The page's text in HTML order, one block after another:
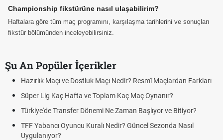
Championship fikstürüne nasıl ulaşabilirim?
Haftalara göre tüm maç programını, karşılaşma tarihlerini ve sonuçları
fikstür bölümünden inceleyebilirsiniz.
Şu An Popüler İçerikler
Hazırlık Maçı ve Dostluk Maçı Nedir? Resmî Maçlardan Farkları
Süper Lig Kaç Hafta ve Toplam Kaç Maç Oynanır?
Türkiye'de Transfer Dönemi Ne Zaman Başlıyor ve Bitiyor?
TFF Yabancı Oyuncu Kuralı Nedir? Güncel Sezonda Nasıl
Uygulanıyor?